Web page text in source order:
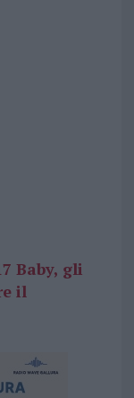
Baby, gli
il